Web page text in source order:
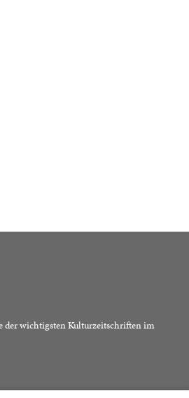
der wichtigsten Kulturzeitschriften im